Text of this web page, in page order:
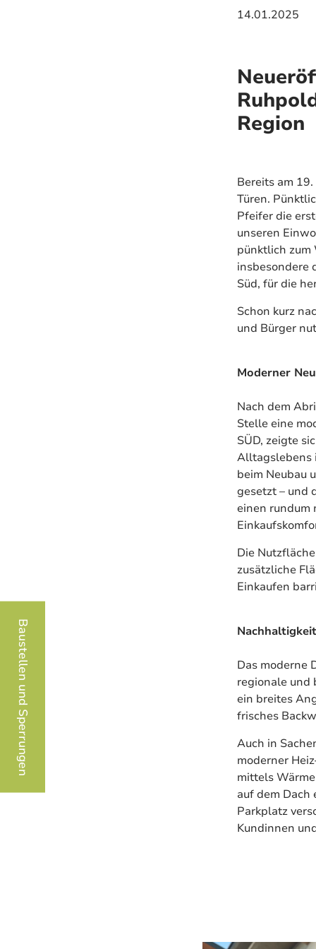
Baustellen und Sperrungen
14.01.2025
Region
Bereits am
Türen.
Pfeifer die
unseren
pünktlich
insbesondere
Süd, für die
Schon kurz
und Bürger
Moderner
Nach dem
Stelle eine
SÜD, zeigte
Alltagslebens
beim Neubau
gesetzt – und
einen rundum
Die
zusätzliche
Einkaufen
Das moderne
regionale und
ein breites
frisches
Auch in
moderner
mittels
auf dem
Parkplatz
Kundinnen